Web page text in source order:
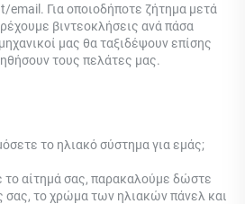
Για οποιοδήποτε ζήτημα μετά
βιντεοκλήσεις ανά πάσα
μας θα ταξιδέψουν επίσης
τους πελάτες μας.
το ηλιακό σύστημα για εμάς;
το αίτημά σας, παρακαλούμε δώστε
σας, το χρώμα των ηλιακών πάνελ και